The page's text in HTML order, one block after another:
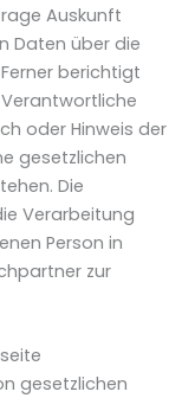
Auskunft
Daten über die
berichtigt
oder Hinweis der
gesetzlichen
Die
Verarbeitung
Person in
zur
gesetzlichen